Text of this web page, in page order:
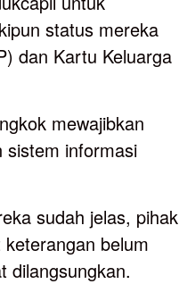
status mereka
dan Kartu Keluarga
mewajibkan
sistem informasi
sudah jelas, pihak
belum
dilangsungkan.